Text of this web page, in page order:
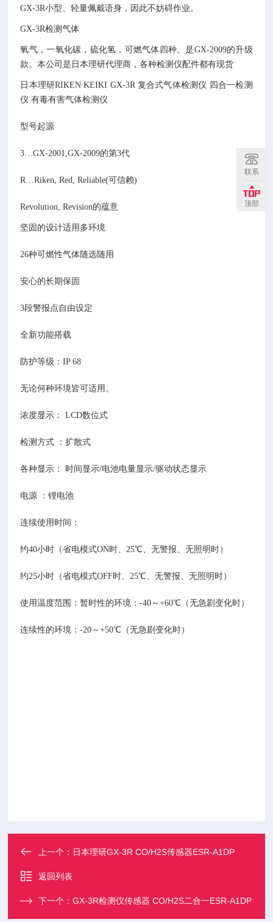
GX-3R小型、轻量佩戴语身，因此不妨碍作业。
GX-3R检测气体
氧气，一氧化碳，硫化氢，可燃气体四种。是GX-2009的升级
款。本公司是日本理研代理商，各种检测仪配件都有现货
日本理研RIKEN KEIKI GX-3R 复合式气体检测仪 四合一检测
仪 有毒有害气体检测仪
型号起源
3…GX-2001,GX-2009的第3代
R…Riken, Red, Reliable(可信赖)
Revolution, Revision的蕴意
坚固的设计适用多环境
26种可燃性气体随选随用
安心的长期保固
3段警报点自由设定
全新功能搭载
防护等级：IP 68
无论何种环境皆可适用。
浓度显示： LCD数位式
检测方式 ：扩散式
各种显示： 时间显示/电池电量显示/驱动状态显示
电源 ：锂电池
连续使用时间：
约40小时（省电模式ON时、25℃、无警报、无照明时）
约25小时（省电模式OFF时、25℃、无警报、无照明时）
使用温度范围：暂时性的环境：-40～+60℃（无急剧变化时）
连续性的环境：-20～+50℃（无急剧变化时）
上一个： 日本理研GX-3R CO/H2S传感器ESR-A1DP
返回列表
下一个：GX-3R检测仪传感器 CO/H2S二合一ESR-A1DP
联系
顶部